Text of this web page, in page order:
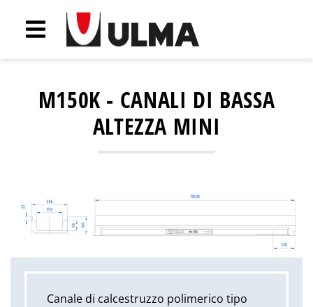
M150K - CANALI DI BASSA
ALTEZZA MINI
Canale di calcestruzzo polimerico tipo